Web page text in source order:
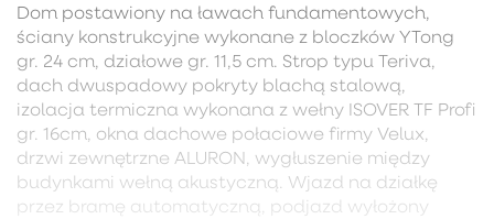
Dom postawiony na ławach fundamentowych,
ściany konstrukcyjne wykonane z bloczków YTong
gr. 24 cm, działowe gr. 11,5 cm. Strop typu Teriva,
dach dwuspadowy pokryty blachą stalową,
izolacja termiczna wykonana z wełny ISOVER TF Profi
gr. 16cm, okna dachowe połaciowe firmy Velux,
drzwi zewnętrzne ALURON, wygłuszenie między
budynkami wełną akustyczną. Wjazd na działkę
przez bramę automatyczną, podjazd wyłożony